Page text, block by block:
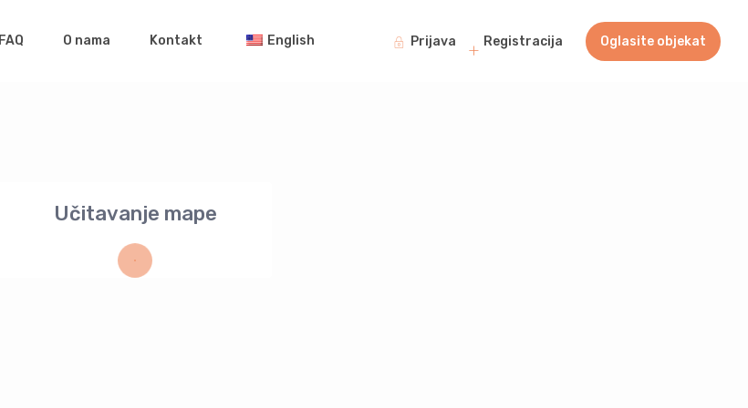
FAQ O nama Kontakt English Prijava Registracija Oglasite objekat
Učitavanje mape